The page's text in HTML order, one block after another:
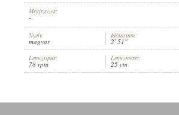
INTERPRET: STEINHARDT GÉZA,ISMERETLEN
Megjegyzés:
-
Nyelv:
magyar
Időtartam:
2' 51"
Lemeztípus:
78 rpm
Lemezméret:
25 cm